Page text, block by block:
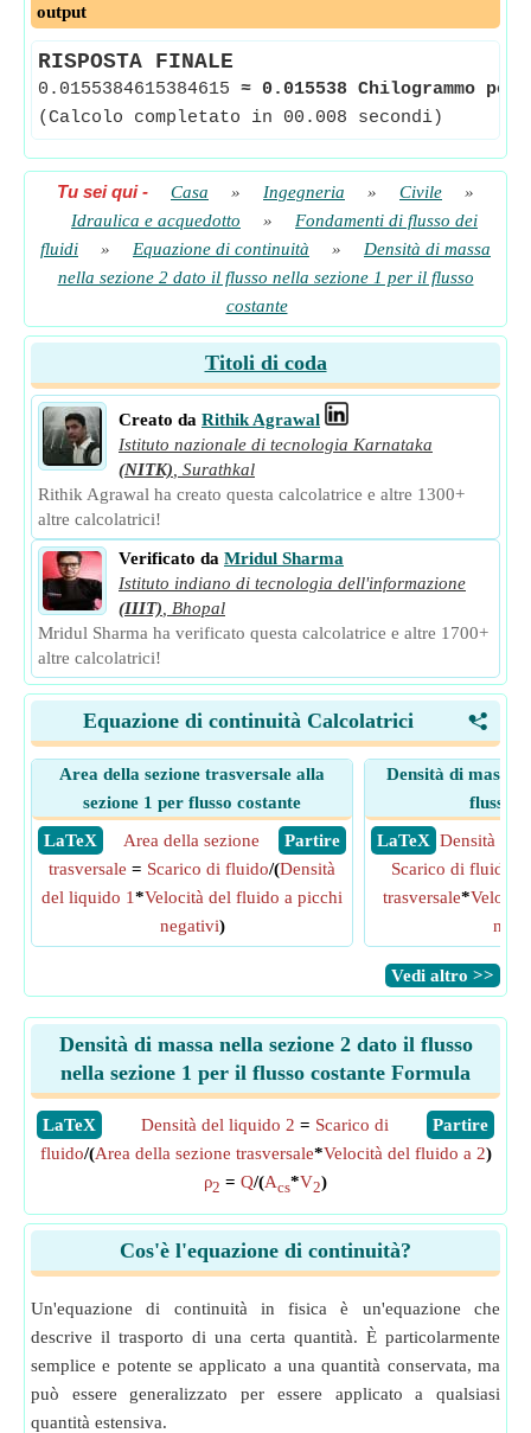
output
RISPOSTA FINALE
0.0155384615384615 ≈ 0.015538 Chilogrammo per
(Calcolo completato in 00.008 secondi)
Tu sei qui- Casa » Ingegneria » Civile
»
Idraulica e acquedotto
»
Fondamenti di flusso dei
fluidi
» Equazione di continuità »
Densità di massa
nella sezione 2 dato il flusso nella sezione 1 per il flusso
costante
Titoli di coda
Creato da Rithik Agrawal
Istituto nazionale di tecnologia Karnataka
(NITK) Surathkal
Rithik Agrawal ha creato questa calcolatrice e altre 1300+
altre calcolatrici!
Verificato da Mridul Sharma
Istituto indiano di tecnologia dell'informazione
(IIIT)
Bhopal
Mridul Sharma ha verificato questa calcolatrice e altre 1700+
altre calcolatrici!
<
Equazione di continuità Calcolatrici
Area della sezione trasversale alla
sezione 1 per flusso costante
​ LaTeX
​ Partire
Area della sezione
trasversale = Scarico di fluido/(Densità
del liquido 1*Velocità del fluido a picchi
negativi)
Densità di massa
flusso
​ LaTeX Densità del
Scarico di fluido
trasversale*
​Vedi altro >>
Densità di massa nella sezione 2 dato il flusso
nella sezione 1 per il flusso costante Formula
​LaTeX ​Partire
Densità del liquido 2 = Scarico di
fluido/(Area della sezione trasversale*Velocità del fluido a 2)
ρ2 = Q/(Acs*V2)
Cos'è l'equazione di continuità?
Un'equazione di continuità in fisica è un'equazione che
descrive il trasporto di una certa quantità. È particolarmente
semplice e potente se applicato a una quantità conservata, ma
può essere generalizzato per essere applicato a qualsiasi
quantità estensiva.